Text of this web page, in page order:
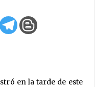
preventiva de un
la sustracción de una
en la tarde de este